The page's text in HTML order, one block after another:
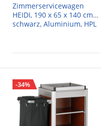
Zimmerservicewagen
HEIDI, 190 x 65 x 140 cm,
schwarz, Aluminium, HPL
-34%